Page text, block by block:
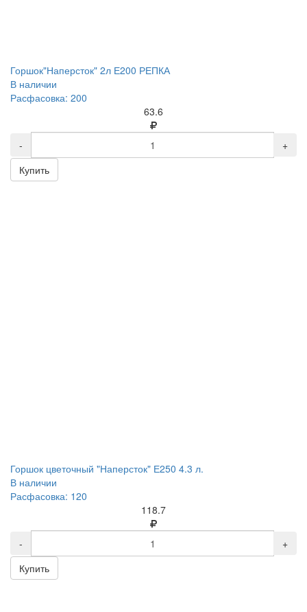
Горшок"Наперсток" 2л Е200 РЕПКА
В наличии
Расфасовка: 200
63.6
-
+
Купить
Горшок цветочный "Наперсток" Е250 4.3 л.
В наличии
Расфасовка: 120
118.7
-
+
Купить